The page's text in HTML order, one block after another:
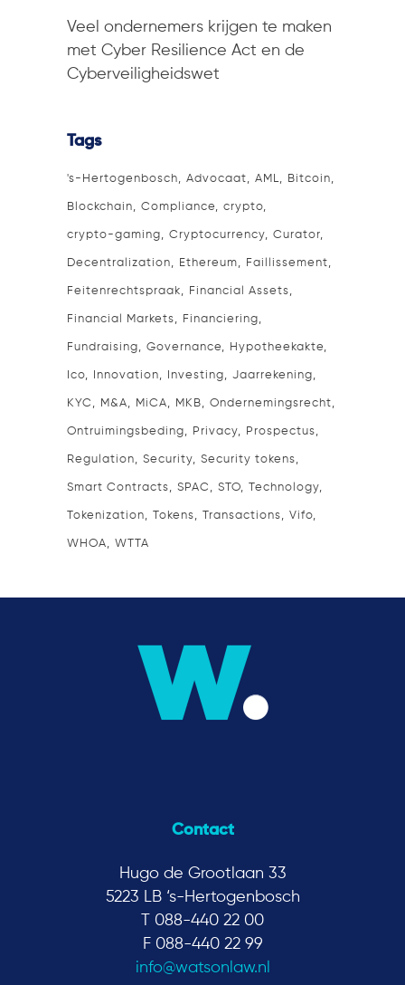
Veel ondernemers krijgen te maken
met Cyber Resilience Act en de
Cyberveiligheidswet
Tags
's-Hertogenbosch Advocaat AML Bitcoin
Blockchain Compliance crypto
crypto-gaming Cryptocurrency Curator
Decentralization Ethereum Faillissement
Feitenrechtspraak Financial Assets
Financial Markets Financiering
Fundraising Governance Hypotheekakte
Ico Innovation Investing Jaarrekening
KYC M&A MiCA MKB Ondernemingsrecht
Ontruimingsbeding Privacy Prospectus
Regulation Security Security tokens
Smart Contracts SPAC STO Technology
Tokenization Tokens Transactions Vifo
WHOA WTTA
Contact
Hugo de Grootlaan 33
5223 LB ‘s-Hertogenbosch
T 088-440 22 00
F 088-440 22 99
info@watsonlaw.nl